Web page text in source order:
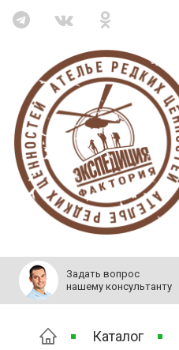
Задать вопрос
нашему консультанту
Каталог